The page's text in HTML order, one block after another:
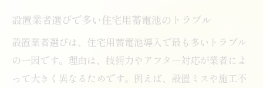
設置業者選びで多い住宅用蓄電池のトラブル
設置業者選びは、住宅用蓄電池導入で最も多いトラブル
の一因です。理由は、技術力やアフター対応が業者によ
って大きく異なるためです。例えば、設置ミスや施工不